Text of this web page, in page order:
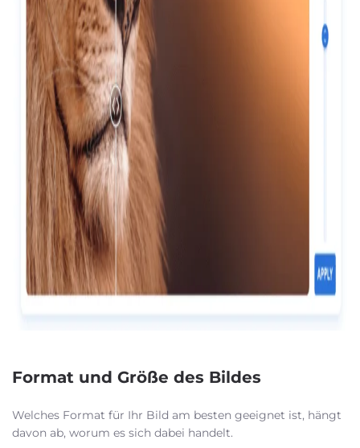
Format und Größe des Bildes
Welches Format für Ihr Bild am besten geeignet ist, hängt
davon ab, worum es sich dabei handelt.